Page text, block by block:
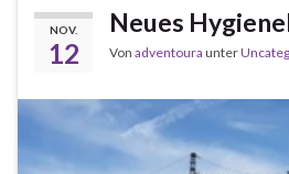
NOV.
12
Neues
Von adventoura unter